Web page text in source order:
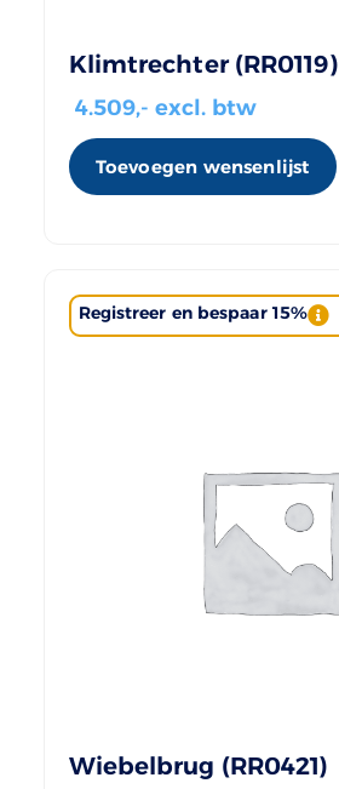
Klimtrechter (RR0119)
4.509,- excl. btw
Toevoegen wensenlijst
Registreer en bespaar 15%
Wiebelbrug (RR0421)